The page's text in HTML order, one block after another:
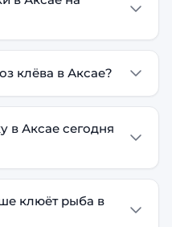
клёва в Аксае?
в Аксае сегодня
клюёт рыба в